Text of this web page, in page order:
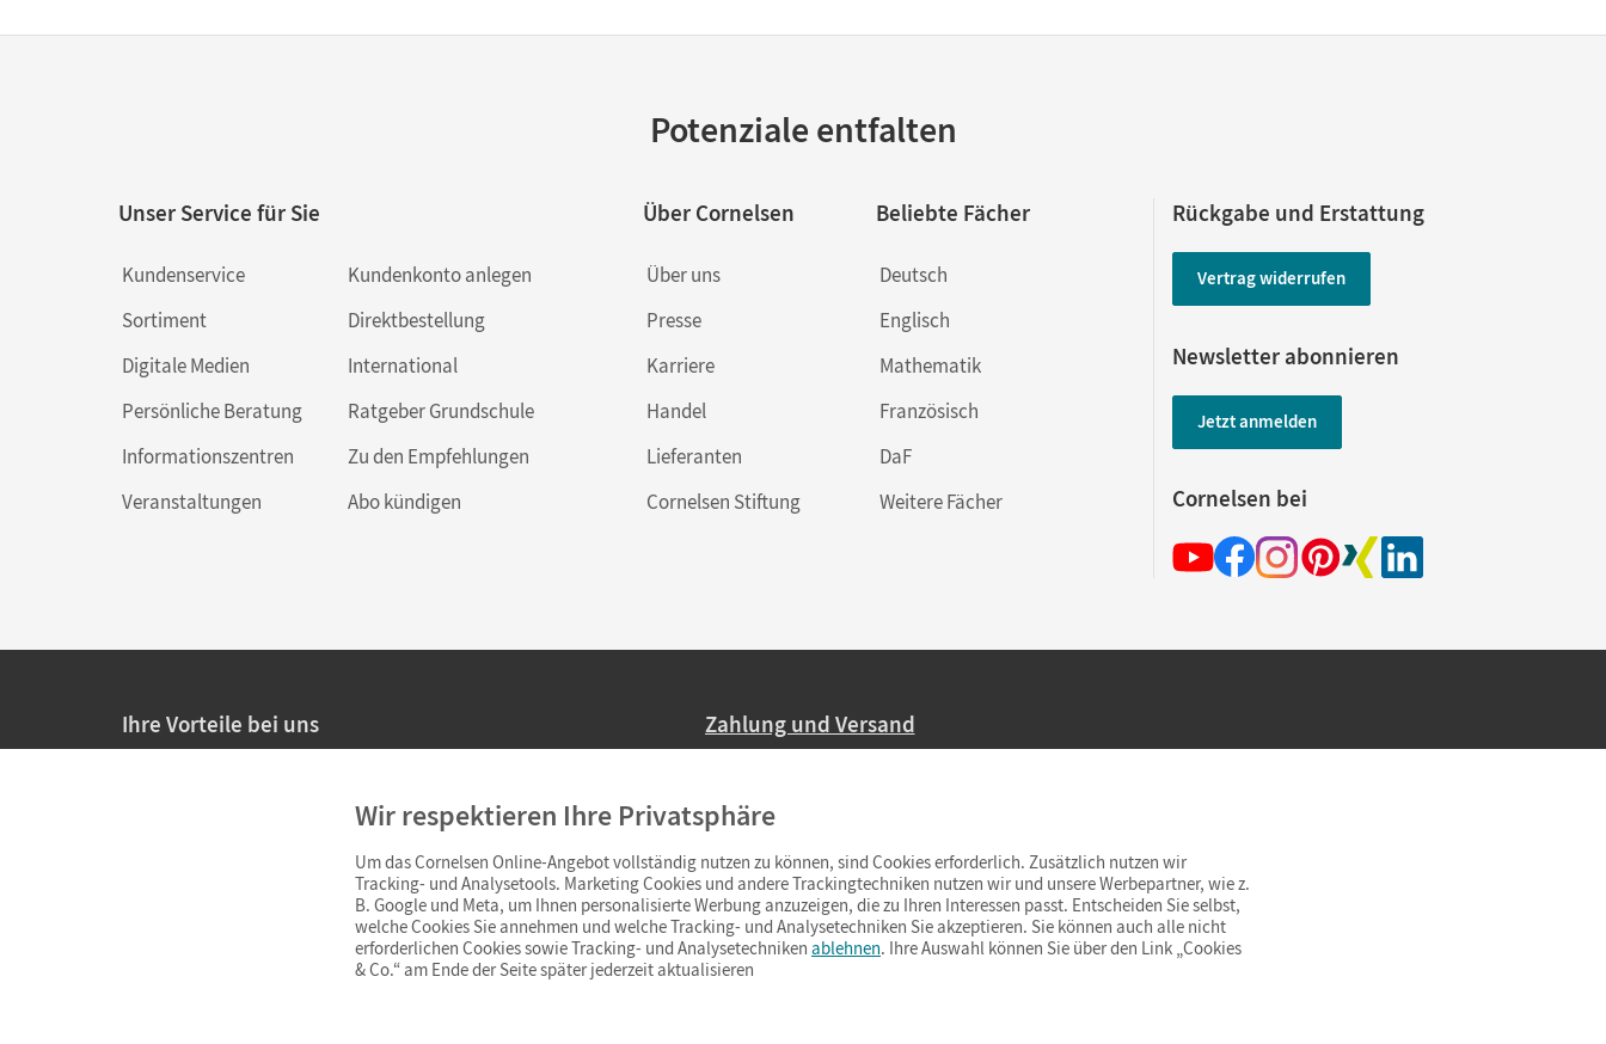
Potenziale entfalten
Unser Service für Sie
Kundenservice
Sortiment
Digitale Medien
Persönliche Beratung
Informationszentren
Veranstaltungen
Kundenkonto anlegen
Direktbestellung
International
Ratgeber Grundschule
Zu den Empfehlungen
Abo kündigen
Über Cornelsen
Über uns
Presse
Karriere
Handel
Lieferanten
Cornelsen Stiftung
Beliebte Fächer
Deutsch
Englisch
Mathematik
Französisch
DaF
Weitere Fächer
Rückgabe und Erstattung
Vertrag widerrufen
Newsletter abonnieren
Jetzt anmelden
Cornelsen bei
Ihre Vorteile bei uns
Persönliche Angebote für Lehrkräfte
Sicheres Einkaufen mit SSL-Verschlüsselung
Widerrufsfristvon 4 Wochen
Schnelle und einfache Retourenabwicklung
Zahlung und Versand
Ab 59,– EUR Bestellwert liefern wir versandkostenfrei innerhalb Deutschlands
(Lieferung in 3–6 Tagen).
Wir respektieren Ihre Privatsphäre
Um das Cornelsen Online-Angebot vollständig nutzen zu können, sind Cookies erforderlich. Zusätzlich nutzen wir
Tracking- und Analysetools. Marketing Cookies und andere Trackingtechniken nutzen wir und unsere Werbepartner, wie z.
B. Google und Meta, um Ihnen personalisierte Werbung anzuzeigen, die zu Ihren Interessen passt. Entscheiden Sie selbst,
welche Cookies Sie annehmen und welche Tracking- und Analysetechniken Sie akzeptieren. Sie können auch alle nicht
erforderlichen Cookies sowie Tracking- und Analysetechniken ablehnen. Ihre Auswahl können Sie über den Link „Cookies
& Co.“ am Ende der Seite später jederzeit aktualisieren